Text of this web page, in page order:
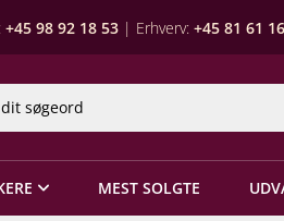
+45 98 92 18 53 | Erhverv: +45 81 61
MEST SOLGTE